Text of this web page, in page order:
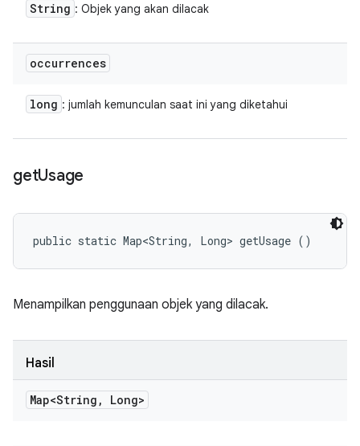
String : Objek yang akan dilacak
occurrences
long : jumlah kemunculan saat ini yang diketahui
getUsage
public static Map<String, Long> getUsage ()
Menampilkan penggunaan objek yang dilacak.
Hasil
Map<String , Long>